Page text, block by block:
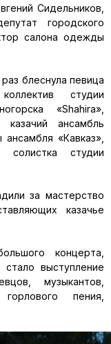
Сидельников,
городского
салона одежды
блеснула певица
студии
«Shahira»,
казачий ансамбль
«Кавказ»,
солистка студии
за мастерство
казачье
концерта,
стало выступление
музыкантов,
пения,